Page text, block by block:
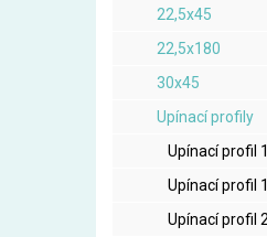
22,5x45
22,5x180
30x45
Upínací profily
Upínací profil
Upínací profil
Upínací profil